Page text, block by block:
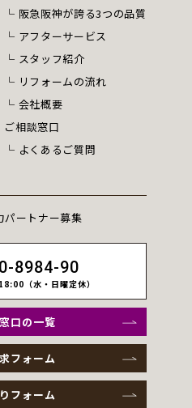
阪急阪神が誇る3つの品質
アフターサービス
スタッフ紹介
リフォームの流れ
会社概要
ご相談窓口
よくあるご質問
パートナー募集
8984-90
（水・日曜定休）
口の一覧
フォーム
フォーム